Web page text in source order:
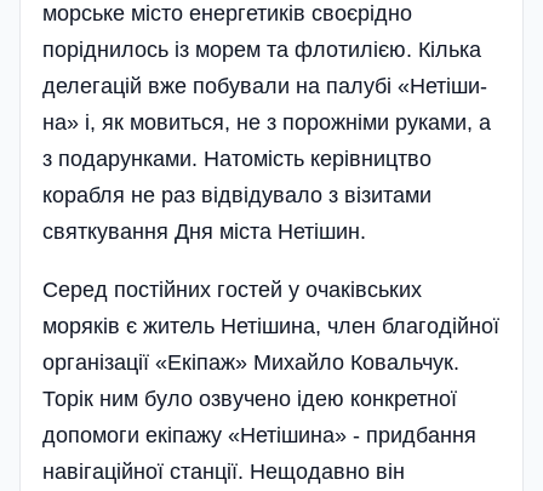
морське місто енергетиків своєрідно
поріднилось із морем та флотилією. Кілька
делегацій вже побували на палубі «Нетіши­
на» і, як мовиться, не з порожніми руками, а
з подарунками. Натомість керівництво
корабля не раз відвідувало з візитами
святкування Дня міста Нетішин.
Серед постійних гостей у очаківських
моряків є житель Нетішина, член благодійної
організації «Екі­паж» Михайло Ковальчук.
Торік ним було озвучено ідею конкретної
допомоги екіпажу «Нетішина» - при­дбання
навігаційної станції. Нещодавно він